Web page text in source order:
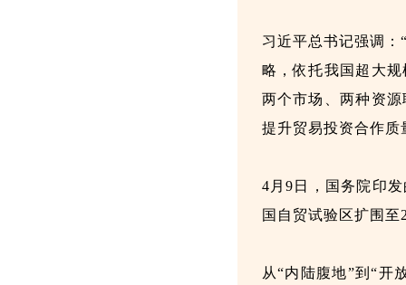
习近平总书记强调
略，依托我国超大
两个市场、两种资
提升贸易投资合作质
4月9日，国务院印
国自贸试验区扩围至
从“内陆腹地”到“开